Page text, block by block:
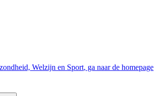
Welzijn en Sport, ga naar de homepage